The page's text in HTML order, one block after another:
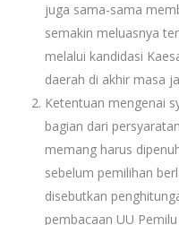
juga sama-sama
semakin meluasnya
melalui kandidasi
daerah di akhir masa
Ketentuan mengenai
bagian dari
memang harus
sebelum pemilihan
disebutkan
pembacaan UU